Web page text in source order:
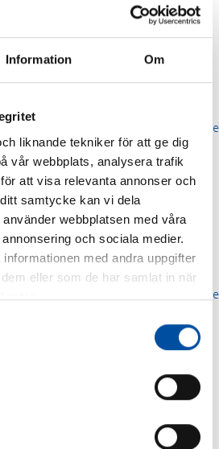
Information Om
liknande tekniker för att ge dig
vår webbplats, analysera trafik
att visa relevanta annonser och
samtycke kan vi dela
webbplatsen med våra
och sociala medier.
med andra uppgifter
eller som de har samlat in när
fornamn.efternamn@fvb.se
Göran Lind
060-67 27 03
fornamn.efternamn@fvb.se